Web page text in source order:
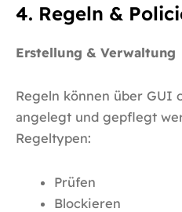
4. Regeln &
Erstellung & Verwaltung
Regeln können über GUI
angelegt und gepflegt
Regeltypen:
Prüfen
Blockieren